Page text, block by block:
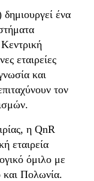
δημιουργεί ένα
εταιρείες
και
τον
, η QnR
εταιρεία
όμιλο με
Πολωνία.